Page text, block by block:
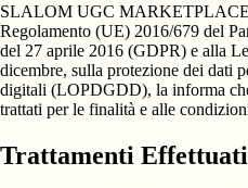
SLALOM UGC MARKETPLACE
Regolamento (UE) 2016/679 del
del 27 aprile 2016 (GDPR) e alla
dicembre, sulla protezione dei dati
digitali (LOPDGDD), la informa
trattati per le finalità e alle
Trattamenti Effettuati